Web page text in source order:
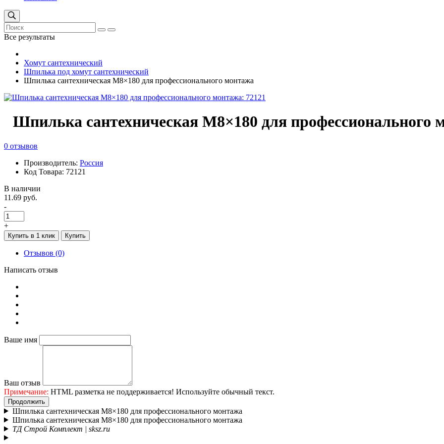
Все результаты
Хомут сантехнический
Шпилька под хомут сантехнический
Шпилька сантехническая М8×180 для профессионального монтажа
Шпилька сантехническая М8×180 для профессионального
0 отзывов
Производитель: Россия
Код Товара: 72121
В наличии
11.69 руб.
-
+
Купить в 1 клик Купить
Отзывов (0)
Написать отзыв
Ваше имя
Ваш отзыв
Примечание: HTML разметка не поддерживается! Используйте обычный текст.
Продолжить
Шпилька сантехническая М8×180 для профессионального монтажа
Шпилька сантехническая М8×180 для профессионального монтажа
ТД Строй Комплект | sksz.ru